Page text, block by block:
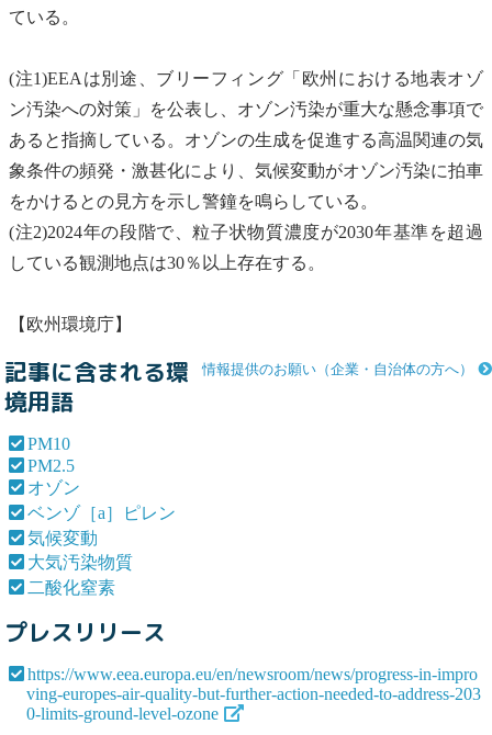
ている。
(注1)EEAは別途、ブリーフィング「欧州における地表オゾ
ン汚染への対策」を公表し、 オゾン汚染が重大な懸念事項で
あると指摘している。 オゾンの生成を促進する高温関連の気
象条件の頻発・激甚化により、 気候変動がオゾン汚染に拍車
をかけるとの見方を示し警鐘を鳴らしている。
(注2)2024年の段階で、粒子状物質濃度が2030年基準を超過
している観測地点は30％以上存在する。
【欧州環境庁】
情報提供のお願い（企業・自治体の方へ）
記事に含まれる環
境用語
PM10
PM2.5
オゾン
ベンゾ［a］ピレン
気候変動
大気汚染物質
二酸化窒素
プレスリリース
https://www.eea.europa.eu/en/newsroom/news/progress-in-impro
ving-europes-air-quality-but-further-action-needed-to-address-203
0-limits-ground-level-ozone